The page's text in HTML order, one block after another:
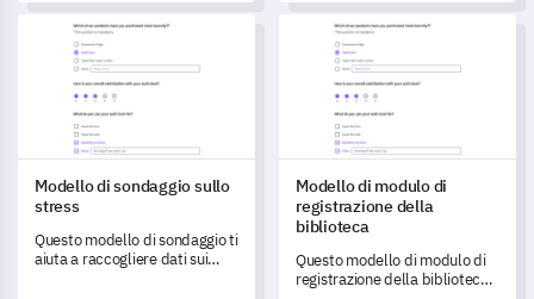
migliorare l'esperienza di
prenotazione e di ristorazione
dei tuoi clienti.
raccogliere dati cruciali sulle
esperienze degli studenti.
Modello di sondaggio sullo stress
Modello di sondaggio sullo
stress
Questo modello di sondaggio ti
aiuta a raccogliere dati sui
Modello di modulo di
Modello di modulo di
registrazione della
biblioteca
Questo modello di modulo di
registrazione della biblioteca